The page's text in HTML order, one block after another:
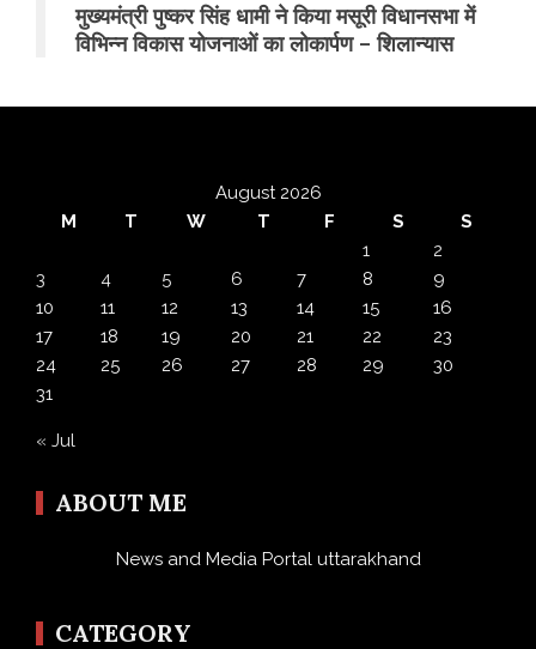
मुख्यमंत्री पुष्कर सिंह धामी ने किया मसूरी विधानसभा में
विभिन्न विकास योजनाओं का लोकार्पण – शिलान्यास
August 2026
M
T W T F S
S
1
2
3
4 5 6 7 8
9
10
11 12 13 14 15
16
17
18 19 20 21 22
23
24
25 26 27 28 29
30
31
« Jul
ABOUT ME
News and Media Portal uttarakhand
CATEGORY